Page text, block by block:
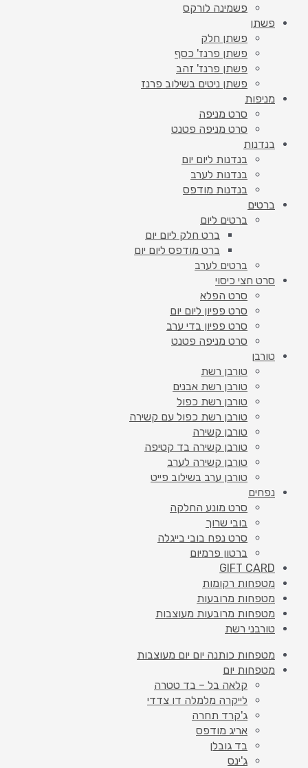
פשמינה לורקס
פשתן
פשתן חלק
פשתן פרנז' כסף
פשתן פרנז' זהב
פשתן ניטים בשילוב פרנז
מניפות
סרט מניפה
סרט מניפה פטנט
בנדנות
בנדנות ליום יום
בנדנות לערב
בנדנות מודפס
ברטים
ברטים ליום
ברט חלק ליום יום
ברט מודפס ליום יום
ברטים לערב
סרט חצי כיסוי
סרט הפלא
סרט פפיון ליום יום
סרט פפיון בדי ערב
סרט מניפה פטנט
טורבן
טורבן רשת
טורבן רשת אבנים
טורבן רשת כפול
טורבן רשת כפול עם קשירה
טורבן קשירה
טורבן קשירה בד קטיפה
טורבן קשירה לערב
טורבן ערב בשילוב פייט
נפחים
סרט מונע החלקה
בובי שרוך
סרט נפח בובי בייגלה
ברטון פרמיום
GIFT CARD
מטפחות רקומות
מטפחות מרובעות
מטפחות מרובעות מעוצבות
טורבני רשת
מטפחות כותנה יום יום מעוצבות
מטפחות יום
קלאה בל – בד טטרה
לייקרה מלמלה דו צדדי
ג'קרד תחרה
אריג מודפס
בד גובלן
ג'ינס